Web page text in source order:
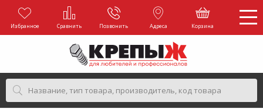
Избранное Сравнить Позвонить Адреса Корзина